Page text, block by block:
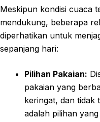
Meskipun kondisi cuaca
mendukung, beberapa
diperhatikan untuk
sepanjang hari:
Pilihan Pakaian:
pakaian yang
keringat, dan tidak
adalah pilihan